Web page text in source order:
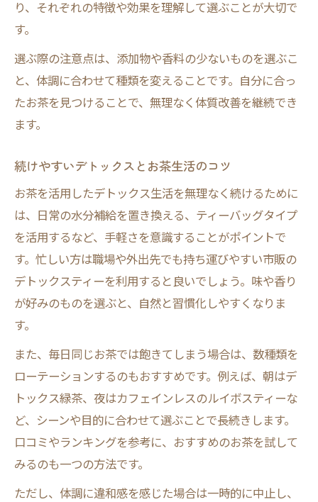
り、それぞれの特徴や効果を理解して選ぶことが大切で
す。
選ぶ際の注意点は、添加物や香料の少ないものを選ぶこ
と、体調に合わせて種類を変えることです。自分に合っ
たお茶を見つけることで、無理なく体質改善を継続でき
ます。
続けやすいデトックスとお茶生活のコツ
お茶を活用したデトックス生活を無理なく続けるために
は、日常の水分補給を置き換える、ティーバッグタイプ
を活用するなど、手軽さを意識することがポイントで
す。忙しい方は職場や外出先でも持ち運びやすい市販の
デトックスティーを利用すると良いでしょう。味や香り
が好みのものを選ぶと、自然と習慣化しやすくなりま
す。
また、毎日同じお茶では飽きてしまう場合は、数種類を
ローテーションするのもおすすめです。例えば、朝はデ
トックス緑茶、夜はカフェインレスのルイボスティーな
ど、シーンや目的に合わせて選ぶことで長続きします。
口コミやランキングを参考に、おすすめのお茶を試して
みるのも一つの方法です。
ただし、体調に違和感を感じた場合は一時的に中止し、